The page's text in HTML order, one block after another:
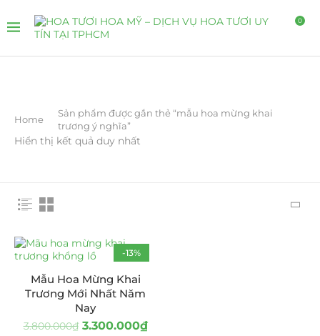
0
Home
Sản phẩm được gắn thẻ “mẫu hoa mừng khai
trương ý nghĩa”
Hiển thị kết quả duy nhất
-13%
Mẫu Hoa Mừng Khai
Trương Mới Nhất Năm
Nay
3.800.000₫ 3.300.000₫